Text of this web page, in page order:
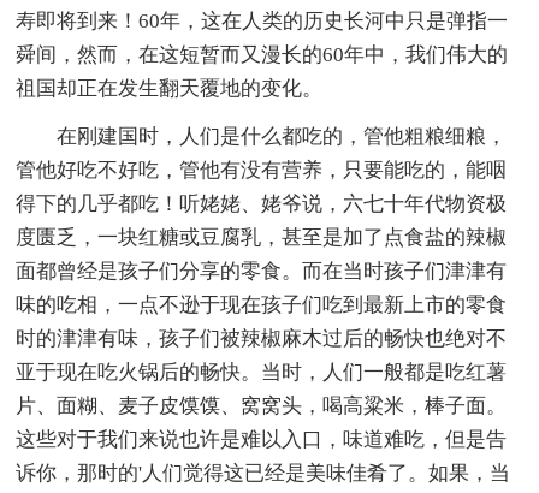
寿即将到来！60年，这在人类的历史长河中只是弹指一
舜间，然而，在这短暂而又漫长的60年中，我们伟大的
祖国却正在发生翻天覆地的变化。
在刚建国时，人们是什么都吃的，管他粗粮细粮，
管他好吃不好吃，管他有没有营养，只要能吃的，能咽
得下的几乎都吃！听姥姥、姥爷说，六七十年代物资极
度匮乏，一块红糖或豆腐乳，甚至是加了点食盐的辣椒
面都曾经是孩子们分享的零食。而在当时孩子们津津有
味的吃相，一点不逊于现在孩子们吃到最新上市的零食
时的津津有味，孩子们被辣椒麻木过后的畅快也绝对不
亚于现在吃火锅后的畅快。当时，人们一般都是吃红薯
片、面糊、麦子皮馍馍、窝窝头，喝高粱米，棒子面。
这些对于我们来说也许是难以入口，味道难吃，但是告
诉你，那时的'人们觉得这已经是美味佳肴了。如果，当